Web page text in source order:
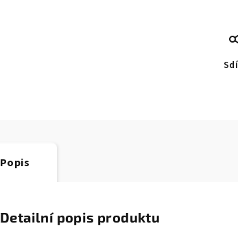
Popis
Detailní popis produktu